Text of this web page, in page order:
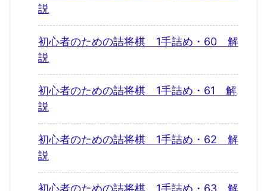
説
初心者のための詰将棋 1手詰め・60 解
説
初心者のための詰将棋 1手詰め・61 解
説
初心者のための詰将棋 1手詰め・62 解
説
初心者のための詰将棋 1手詰め・63 解